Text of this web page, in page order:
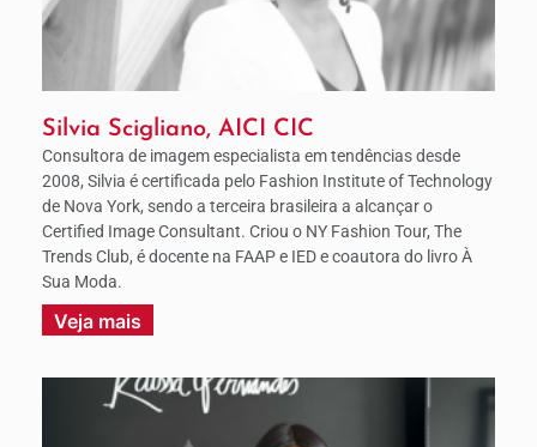
Silvia Scigliano, AICI CIC
Consultora de imagem especialista em tendências desde
2008, Silvia é certificada pelo Fashion Institute of Technology
de Nova York, sendo a terceira brasileira a alcançar o
Certified Image Consultant. Criou o NY Fashion Tour, The
Trends Club, é docente na FAAP e IED e coautora do livro À
Sua Moda.
Veja mais